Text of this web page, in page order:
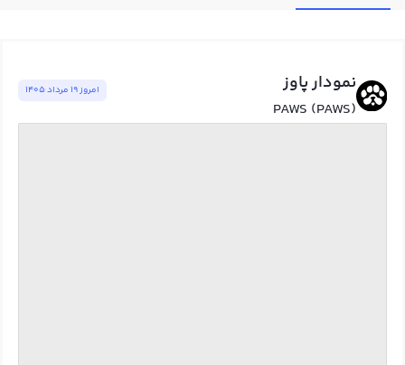
نمودار پاوز
PAWS (PAWS)
امروز ١٩ مرداد ١٤٠٥